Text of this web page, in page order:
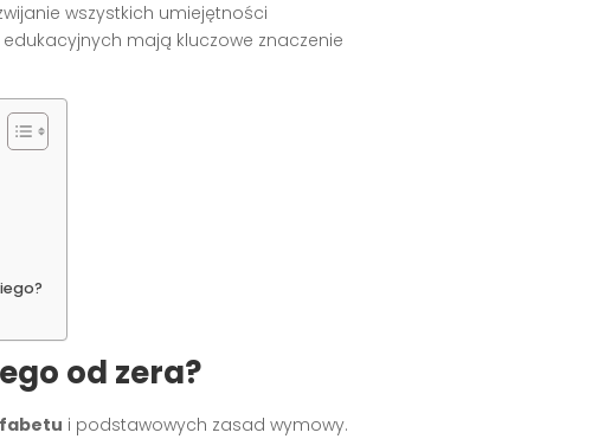
wszystkich umiejętności
mają kluczowe znaczenie
od zera?
i podstawowych zasad wymowy.